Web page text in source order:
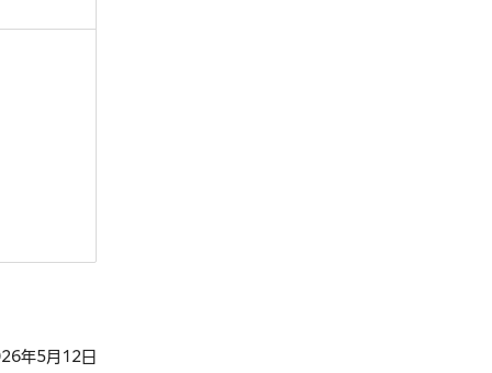
年5月12日